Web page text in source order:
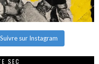
Suivre sur Instagram
SEC